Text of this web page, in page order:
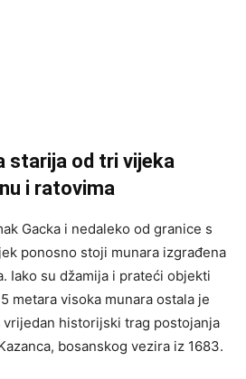
starija od tri vijeka
i ratovima
Gacka i nedaleko od granice s
ponosno stoji munara izgrađena
Iako su džamija i prateći objekti
metara visoka munara ostala je
vrijedan historijski trag postojanja
bosanskog vezira iz 1683.